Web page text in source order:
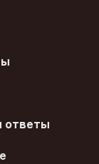
ответы